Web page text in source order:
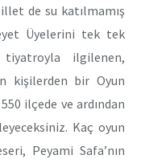
de su katılmamış
Üyelerini tek tek
ilgilenen,
kişilerden bir Oyun
ilçede ve ardından
Kaç oyun
Peyami Safa’nın